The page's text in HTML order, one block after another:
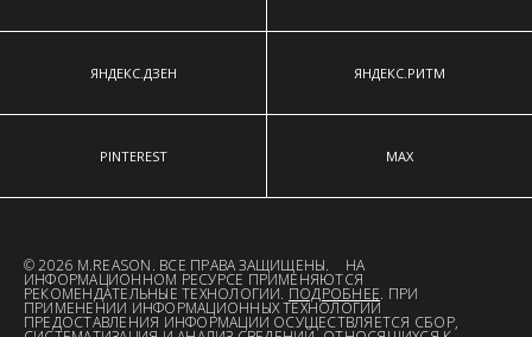
ЯНДЕКС.ДЗЕН ЯНДЕКС.РИТМ
PINTEREST MAX
© 2026 M.REASON. ВСЕ ПРАВА ЗАЩИЩЕНЫ. НА
ИНФОРМАЦИОННОМ РЕСУРСЕ ПРИМЕНЯЮТСЯ
РЕКОМЕНДАТЕЛЬНЫЕ ТЕХНОЛОГИИ. ПОДРОБНЕЕ. ПРИ
ПРИМЕНЕНИИ ИНФОРМАЦИОННЫХ ТЕХНОЛОГИЙ
ПРЕДОСТАВЛЕНИЯ ИНФОРМАЦИИ ОСУЩЕСТВЛЯЕТСЯ СБОР,